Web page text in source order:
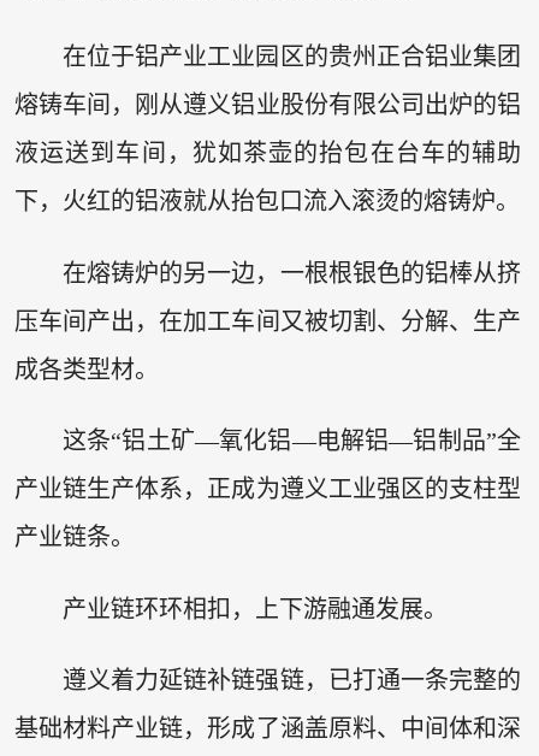
在位于铝产业工业园区的贵州正合铝业集团
熔铸车间，刚从遵义铝业股份有限公司出炉的铝
液运送到车间，犹如茶壶的抬包在台车的辅助
下，火红的铝液就从抬包口流入滚烫的熔铸炉。
在熔铸炉的另一边，一根根银色的铝棒从挤
压车间产出，在加工车间又被切割、分解、生产
成各类型材。
这条“铝土矿—氧化铝—电解铝—铝制品”全
产业链生产体系，正成为遵义工业强区的支柱型
产业链条。
产业链环环相扣，上下游融通发展。
遵义着力延链补链强链，已打通一条完整的
基础材料产业链，形成了涵盖原料、中间体和深